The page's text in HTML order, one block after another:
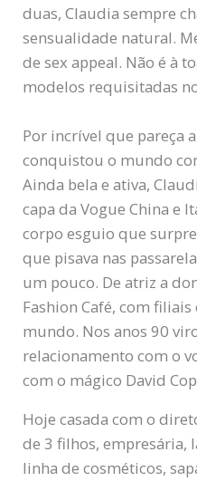
duas, Claudia sempre
sensualidade natural.
de sex appeal. Não é à
modelos requisitadas
Por incrível que pareça
conquistou o mundo
Ainda bela e ativa,
capa da Vogue China e
corpo esguio que
que pisava nas
um pouco. De atriz a
Fashion Café, com
mundo. Nos anos 90
relacionamento com o
com o mágico David
Hoje casada com o
de 3 filhos, empresária,
linha de cosméticos,